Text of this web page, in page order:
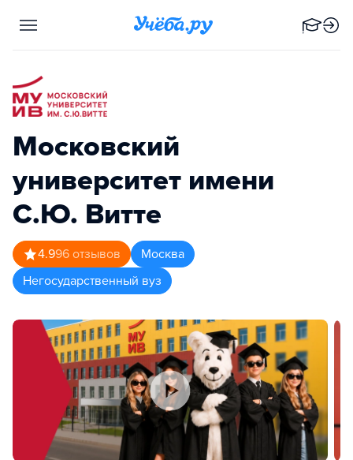
Московский
университет имени
С.Ю. Витте
4.996 отзывов
Москва
Негосударственный вуз